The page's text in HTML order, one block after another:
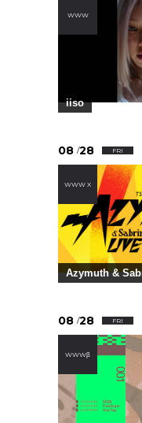
WWW
iiso
08 /28 FRI
WWW X
Azymuth &
08 /28 FRI
WWWβ